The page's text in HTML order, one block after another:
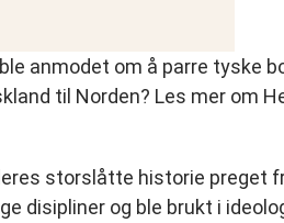
anmodet om å parre tyske
til Norden? Les mer om
storslåtte historie preget
disipliner og ble brukt i